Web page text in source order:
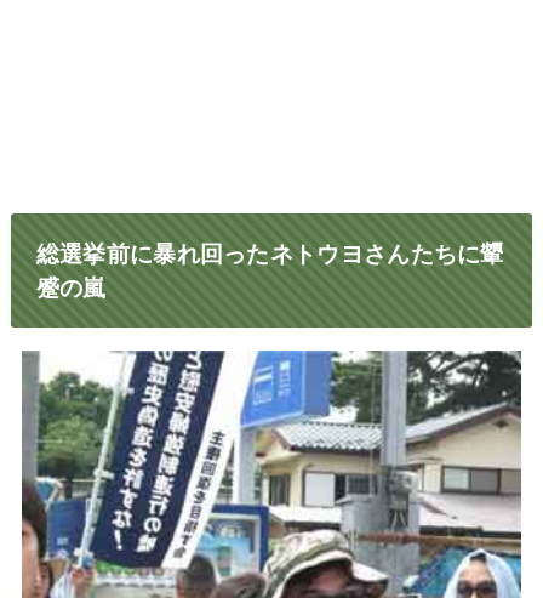
総選挙前に暴れ回ったネトウヨさんたちに顰
蹙の嵐